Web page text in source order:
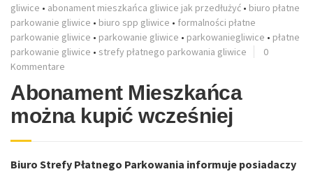
gliwice • abonament mieszkańca gliwice jak przedłużyć • biuro płatne
parkowanie gliwice • biuro spp gliwice • formalności płatne
parkowanie gliwice • parkowanie gliwice • parkowaniegliwice • płatne
parkowanie gliwice • strefy płatnego parkowania gliwice
0
Kommentare
Abonament Mieszkańca
można kupić wcześniej
Biuro Strefy Płatnego Parkowania informuje posiadaczy